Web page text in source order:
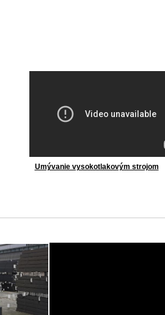
Umývanie vysokotlakovým strojom